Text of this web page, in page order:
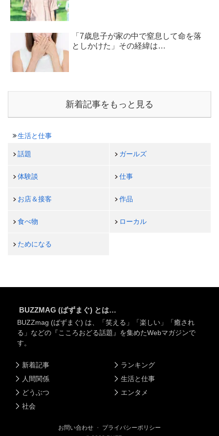
「7歳息子が家の中で窒息して命を落
としかけた」その経緯は…
新着記事をもっと見る
生活と仕事
話題 ガールズ
体験談 仕事
お店＆接客 作品
食べ物 ローカル
ためになる
BUZZMAG (ばずまぐ) とは…
BUZZmag (ばずまぐ) は、「笑える」「楽しい」「癒され
る」などの『こころおどる話題』を集めたWebマガジンで
す。
新着記事
人間関係
どうぶつ
社会
ランキング
生活と仕事
エンタメ
お問い合わせ ・ プライバシーポリシー